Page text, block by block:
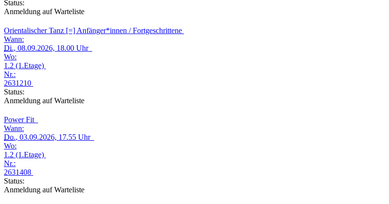
Status:
Anmeldung auf Warteliste
Orientalischer Tanz [=] Anfänger*innen / Fortgeschrittene
Wann:
Di., 08.09.2026, 18.00 Uhr
Wo:
1.2 (1.Etage)
Nr.:
2631210
Status:
Anmeldung auf Warteliste
Power Fit
Wann:
Do., 03.09.2026, 17.55 Uhr
Wo:
1.2 (1.Etage)
Nr.:
2631408
Status:
Anmeldung auf Warteliste